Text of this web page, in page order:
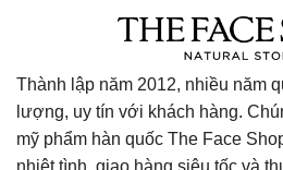
Thành lập năm 2012, nhiều năm
lượng, uy tín với khách hàng.
mỹ phẩm hàn quốc The Face
nhiệt tình, giao hàng siêu tốc và